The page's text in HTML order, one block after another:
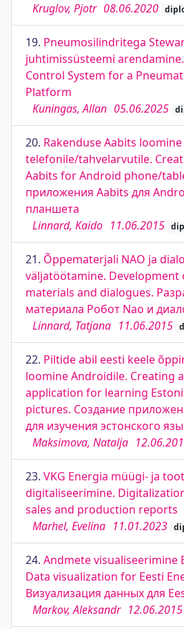
Kruglov, Pjotr 08.06.2020
19. Pneumosilindritega
juhtimissüsteemi
Control System for a
Platform
Kuningas, Allan 05.06.2025
20. Rakenduse Aabits
telefonile/tahvelarvutile.
Aabits for Android phone/
приложения Aabits для
планшета
Linnard, Kaido 11.06.2015
21. Õppematerjali NAO ja
väljatöötamine. Development
materials and dialogues.
материала Робот Nao и
Linnard, Tatjana 11.06.2015
22. Piltide abil eesti keele
loomine Androidile. Creating
application for learning
pictures. Создание
для изучения эстонского
Maksimova, Natalja
23. VKG Energia müügi- ja
digitaliseerimine.
sales and production reports
Marhel, Evelina 11.01.2023
24. Andmete visualiseerimine
Data visualization for Eesti
Визуализация данных для
Markov, Aleksandr 12.06.2015